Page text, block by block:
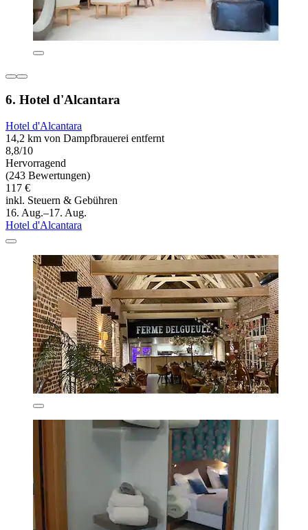
6. Hotel d'Alcantara
Hotel d'Alcantara
14,2 km von Dampfbrauerei entfernt
8,8/10
Hervorragend
(243 Bewertungen)
117 €
inkl. Steuern & Gebühren
16. Aug.–17. Aug.
Hotel d'Alcantara